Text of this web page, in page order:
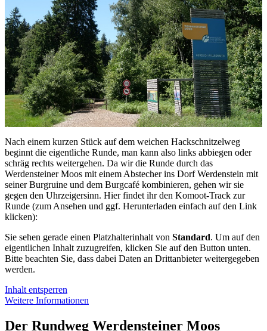
Nach einem kurzen Stück auf dem weichen Hackschnitzelweg
beginnt die eigentliche Runde, man kann also links abbiegen oder
schräg rechts weitergehen. Da wir die Runde durch das
Werdensteiner Moos mit einem Abstecher ins Dorf Werdenstein mit
seiner Burgruine und dem Burgcafé kombinieren, gehen wir sie
gegen den Uhrzeigersinn. Hier findet ihr den Komoot-Track zur
Runde (zum Ansehen und ggf. Herunterladen einfach auf den Link
klicken):
Sie sehen gerade einen Platzhalterinhalt von Standard. Um auf den
eigentlichen Inhalt zuzugreifen, klicken Sie auf den Button unten.
Bitte beachten Sie, dass dabei Daten an Drittanbieter weitergegeben
werden.
Inhalt entsperren
Weitere Informationen
Der Rundweg Werdensteiner Moos